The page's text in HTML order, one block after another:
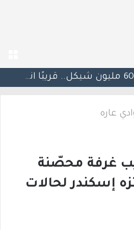
عاره
غرفة محصّنة
إسكندر لحالات